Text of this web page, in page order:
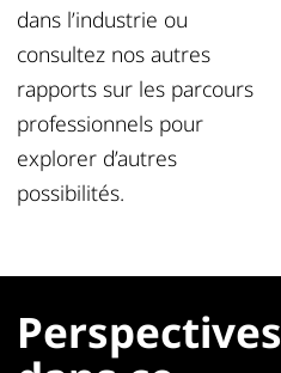
dans l’industrie ou
consultez nos autres
rapports sur les parcours
professionnels pour
explorer d’autres
possibilités.
Perspectives